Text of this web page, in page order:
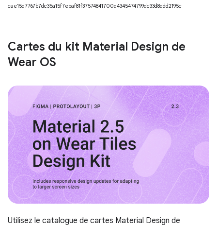
cae15d7767b7dc35a15f7ebaf81f37574841700d4345474799dc33d8ddd2195c
Cartes du kit Material Design de
Wear OS
Utilisez le catalogue de cartes Material Design de